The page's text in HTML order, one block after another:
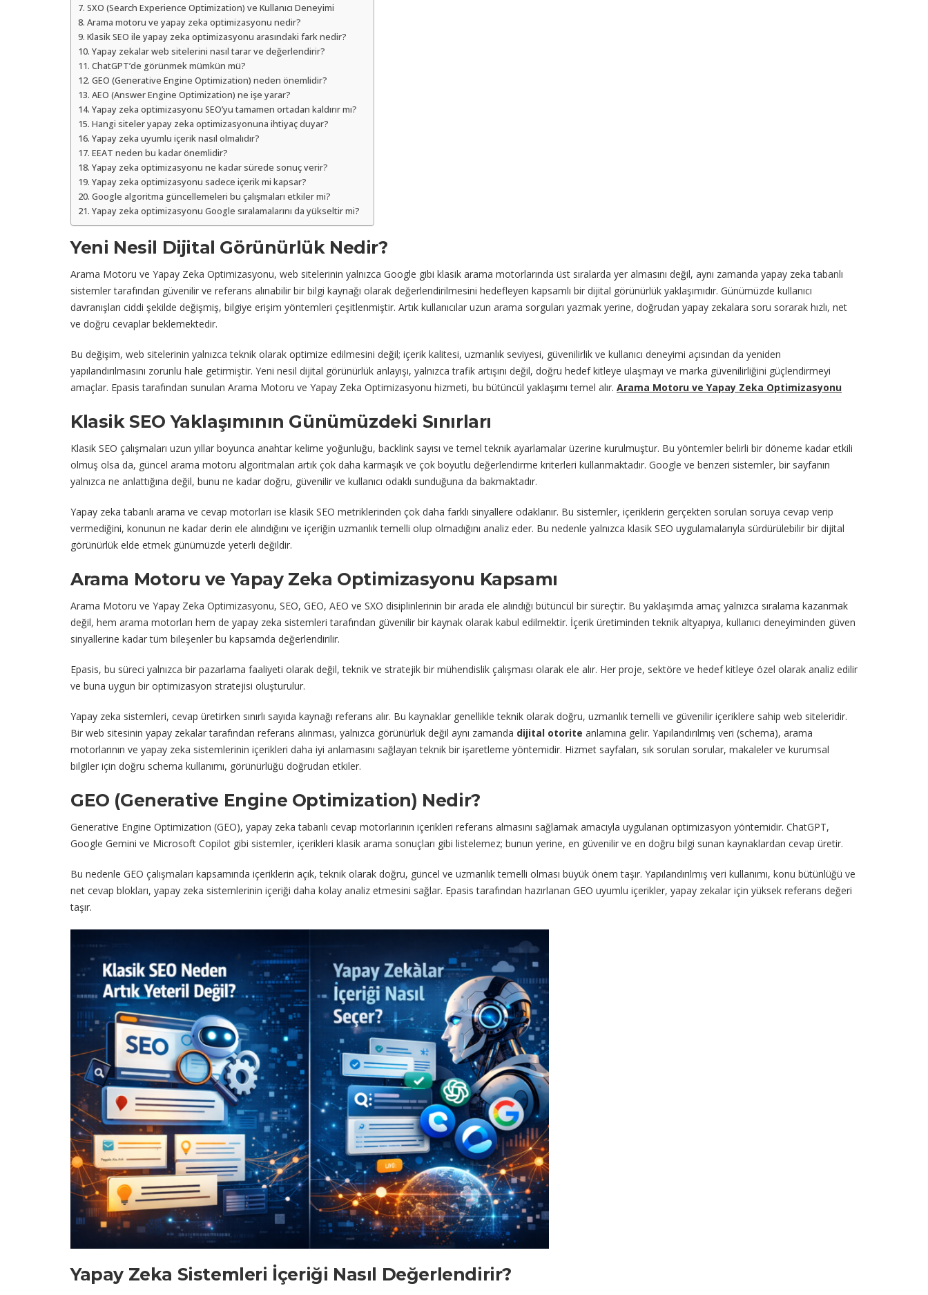
SXO (Search Experience Optimization) ve Kullanıcı Deneyimi
Arama motoru ve yapay zeka optimizasyonu nedir?
Klasik SEO ile yapay zeka optimizasyonu arasındaki fark nedir?
Yapay zekalar web sitelerini nasıl tarar ve değerlendirir?
ChatGPT’de görünmek mümkün mü?
GEO (Generative Engine Optimization) neden önemlidir?
AEO (Answer Engine Optimization) ne işe yarar?
Yapay zeka optimizasyonu SEO’yu tamamen ortadan kaldırır mı?
Hangi siteler yapay zeka optimizasyonuna ihtiyaç duyar?
Yapay zeka uyumlu içerik nasıl olmalıdır?
EEAT neden bu kadar önemlidir?
Yapay zeka optimizasyonu ne kadar sürede sonuç verir?
Yapay zeka optimizasyonu sadece içerik mi kapsar?
Google algoritma güncellemeleri bu çalışmaları etkiler mi?
Yapay zeka optimizasyonu Google sıralamalarını da yükseltir mi?
Yeni Nesil Dijital Görünürlük Nedir?
Arama Motoru ve Yapay Zeka Optimizasyonu, web sitelerinin yalnızca Google gibi klasik arama motorlarında üst sıralarda yer almasını değil, aynı zamanda yapay zeka tabanlı
sistemler tarafından güvenilir ve referans alınabilir bir bilgi kaynağı olarak değerlendirilmesini hedefleyen kapsamlı bir dijital görünürlük yaklaşımıdır. Günümüzde kullanıcı
davranışları ciddi şekilde değişmiş, bilgiye erişim yöntemleri çeşitlenmiştir. Artık kullanıcılar uzun arama sorguları yazmak yerine, doğrudan yapay zekalara soru sorarak hızlı, net
ve doğru cevaplar beklemektedir.
Bu değişim, web sitelerinin yalnızca teknik olarak optimize edilmesini değil; içerik kalitesi, uzmanlık seviyesi, güvenilirlik ve kullanıcı deneyimi açısından da yeniden
yapılandırılmasını zorunlu hale getirmiştir. Yeni nesil dijital görünürlük anlayışı, yalnızca trafik artışını değil, doğru hedef kitleye ulaşmayı ve marka güvenilirliğini güçlendirmeyi
amaçlar. Epasis tarafından sunulan Arama Motoru ve Yapay Zeka Optimizasyonu hizmeti, bu bütüncül yaklaşımı temel alır. Arama Motoru ve Yapay Zeka Optimizasyonu
Klasik SEO Yaklaşımının Günümüzdeki Sınırları
Klasik SEO çalışmaları uzun yıllar boyunca anahtar kelime yoğunluğu, backlink sayısı ve temel teknik ayarlamalar üzerine kurulmuştur. Bu yöntemler belirli bir döneme kadar etkili
olmuş olsa da, güncel arama motoru algoritmaları artık çok daha karmaşık ve çok boyutlu değerlendirme kriterleri kullanmaktadır. Google ve benzeri sistemler, bir sayfanın
yalnızca ne anlattığına değil, bunu ne kadar doğru, güvenilir ve kullanıcı odaklı sunduğuna da bakmaktadır.
Yapay zeka tabanlı arama ve cevap motorları ise klasik SEO metriklerinden çok daha farklı sinyallere odaklanır. Bu sistemler, içeriklerin gerçekten sorulan soruya cevap verip
vermediğini, konunun ne kadar derin ele alındığını ve içeriğin uzmanlık temelli olup olmadığını analiz eder. Bu nedenle yalnızca klasik SEO uygulamalarıyla sürdürülebilir bir dijital
görünürlük elde etmek günümüzde yeterli değildir.
Arama Motoru ve Yapay Zeka Optimizasyonu Kapsamı
Arama Motoru ve Yapay Zeka Optimizasyonu, SEO, GEO, AEO ve SXO disiplinlerinin bir arada ele alındığı bütüncül bir süreçtir. Bu yaklaşımda amaç yalnızca sıralama kazanmak
değil, hem arama motorları hem de yapay zeka sistemleri tarafından güvenilir bir kaynak olarak kabul edilmektir. İçerik üretiminden teknik altyapıya, kullanıcı deneyiminden güven
sinyallerine kadar tüm bileşenler bu kapsamda değerlendirilir.
Epasis, bu süreci yalnızca bir pazarlama faaliyeti olarak değil, teknik ve stratejik bir mühendislik çalışması olarak ele alır. Her proje, sektöre ve hedef kitleye özel olarak analiz edilir
ve buna uygun bir optimizasyon stratejisi oluşturulur.
Yapay zeka sistemleri, cevap üretirken sınırlı sayıda kaynağı referans alır. Bu kaynaklar genellikle teknik olarak doğru, uzmanlık temelli ve güvenilir içeriklere sahip web siteleridir.
Bir web sitesinin yapay zekalar tarafından referans alınması, yalnızca görünürlük değil aynı zamanda dijital otorite anlamına gelir. Yapılandırılmış veri (schema), arama
motorlarının ve yapay zeka sistemlerinin içerikleri daha iyi anlamasını sağlayan teknik bir işaretleme yöntemidir. Hizmet sayfaları, sık sorulan sorular, makaleler ve kurumsal
bilgiler için doğru schema kullanımı, görünürlüğü doğrudan etkiler.
GEO (Generative Engine Optimization) Nedir?
Generative Engine Optimization (GEO), yapay zeka tabanlı cevap motorlarının içerikleri referans almasını sağlamak amacıyla uygulanan optimizasyon yöntemidir. ChatGPT,
Google Gemini ve Microsoft Copilot gibi sistemler, içerikleri klasik arama sonuçları gibi listelemez; bunun yerine, en güvenilir ve en doğru bilgi sunan kaynaklardan cevap üretir.
Bu nedenle GEO çalışmaları kapsamında içeriklerin açık, teknik olarak doğru, güncel ve uzmanlık temelli olması büyük önem taşır. Yapılandırılmış veri kullanımı, konu bütünlüğü ve
net cevap blokları, yapay zeka sistemlerinin içeriği daha kolay analiz etmesini sağlar. Epasis tarafından hazırlanan GEO uyumlu içerikler, yapay zekalar için yüksek referans değeri
taşır.
Yapay Zeka Sistemleri İçeriği Nasıl Değerlendirir?